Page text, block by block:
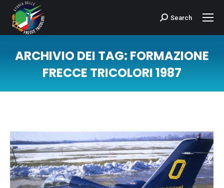
Cerca:Search
ARCHIVIO DEI TAG: FORMAZIONE
FRECCE TRICOLORI 1987